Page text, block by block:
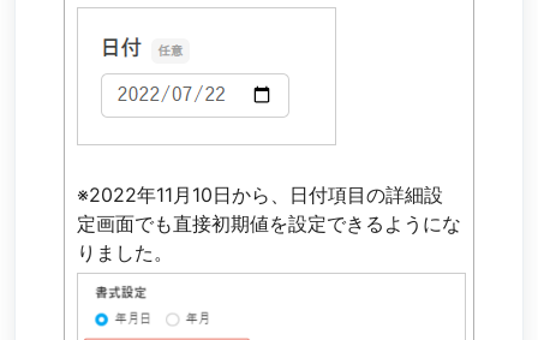
※2022年11月10日から、日付項目の詳細設
定画面でも直接初期値を設定できるようにな
りました。